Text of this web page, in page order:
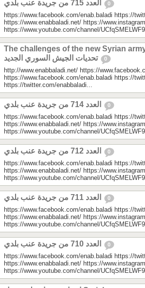
0
https://www.facebook.com/enab.baladi https://
https://www.enabbaladi.net/ https://
https://www.youtube.com/channel/
The challenges of the new Syrian
تحديات الجيش السوري الجديد
0
http://www.enabbaladi.net/ https://
https://www.facebook.com/enab.baladi https://
https://twitter.com/enabbaladi...
0
https://www.facebook.com/enab.baladi https://
https://www.enabbaladi.net/ https://
https://www.youtube.com/channel/
0
https://www.facebook.com/enab.baladi https://
https://www.enabbaladi.net/ https://
https://www.youtube.com/channel/
0
https://www.facebook.com/enab.baladi https://
https://www.enabbaladi.net/ https://
https://www.youtube.com/channel/
0
https://www.facebook.com/enab.baladi https://
https://www.enabbaladi.net/ https://
https://www.youtube.com/channel/